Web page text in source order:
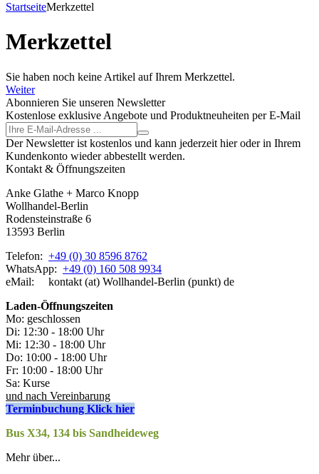
StartseiteMerkzettel
Merkzettel
Sie haben noch keine Artikel auf Ihrem Merkzettel.
Weiter
Abonnieren Sie unseren Newsletter
Kostenlose exklusive Angebote und Produktneuheiten per E-Mail
Der Newsletter ist kostenlos und kann jederzeit hier oder in Ihrem
Kundenkonto wieder abbestellt werden.
Kontakt & Öffnungszeiten
Anke Glathe + Marco Knopp
Wollhandel-Berlin
Rodensteinstraße 6
13593 Berlin
Telefon: +49 (0) 30 8596 8762
WhatsApp: +49 (0) 160 508 9934
eMail: kontakt (at) Wollhandel-Berlin (punkt) de
Laden-Öffnungszeiten
Mo: geschlossen
Di: 12:30 - 18:00 Uhr
Mi: 12:30 - 18:00 Uhr
Do: 10:00 - 18:00 Uhr
Fr: 10:00 - 18:00 Uhr
Sa: Kurse
und nach Vereinbarung
Terminbuchung Klick hier
Bus X34, 134 bis Sandheideweg
Mehr über...